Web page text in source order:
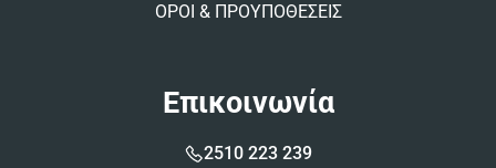
ΟΡΟΙ & ΠΡΟΥΠΟΘΕΣΕΙΣ
Επικοινωνία
2510 223 239